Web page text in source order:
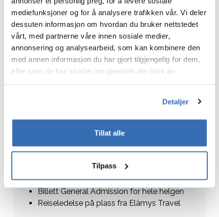
mediefunksjoner og for å analysere trafikken vår. Vi deler
dessuten informasjon om hvordan du bruker nettstedet
vårt, med partnerne våre innen sosiale medier,
annonsering og analysearbeid, som kan kombinere den
med annen informasjon du har gjort tilgjengelig for dem,
eller som de har samlet inn gjennom din bruk av
Detaljer
Tillat alle
Tilpass
Pakke
PRISER:
Norwegian
3 netter på valgt hotell
Frokost på hotellet
Fellestransport lørdag og søndag fra
hotellet til Circuit deCatalunyat/r
Billett GeneralAdmission for hele helgen
Reiseledelse på plass fra Elämys Travel